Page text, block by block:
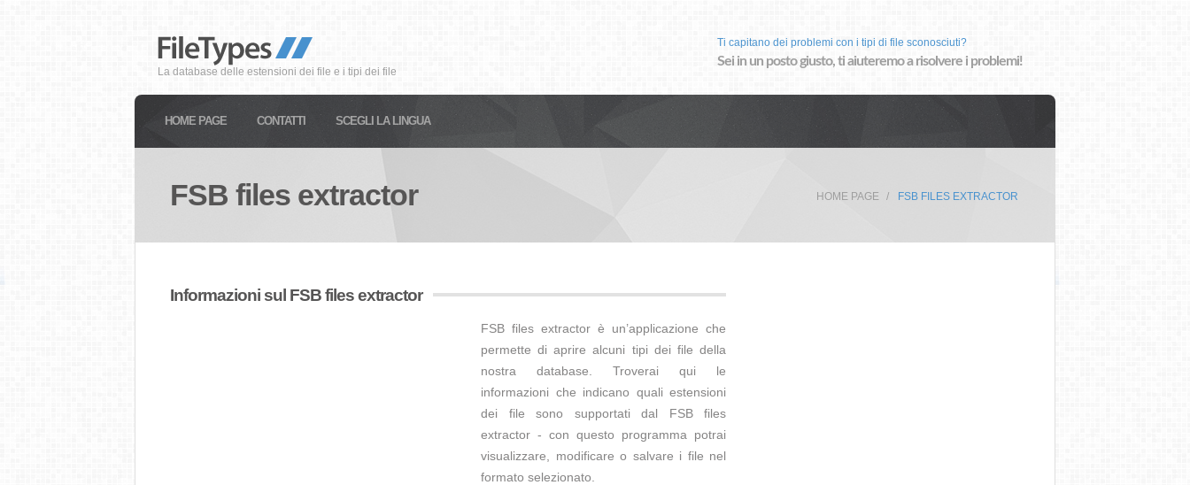
La database delle estensioni dei file e i tipi dei file
Ti capitano dei problemi con i tipi di file sconosciuti?
Sei in un posto giusto, ti aiuteremo a risolvere i problemi!
HOME PAGE CONTATTI SCEGLI LA LINGUA
FSB files extractor HOME PAGE FSB FILES EXTRACTOR
Informazioni sul FSB files extractor
FSB files extractor è un’applicazione che
permette di aprire alcuni tipi dei file della
nostra database. Troverai qui le
informazioni che indicano quali estensioni
dei file sono supportati dal FSB files
extractor - con questo programma potrai
visualizzare, modificare o salvare i file nel
formato selezionato.